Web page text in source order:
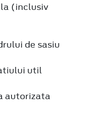
(inclusiv
de sasiu
util
autorizata